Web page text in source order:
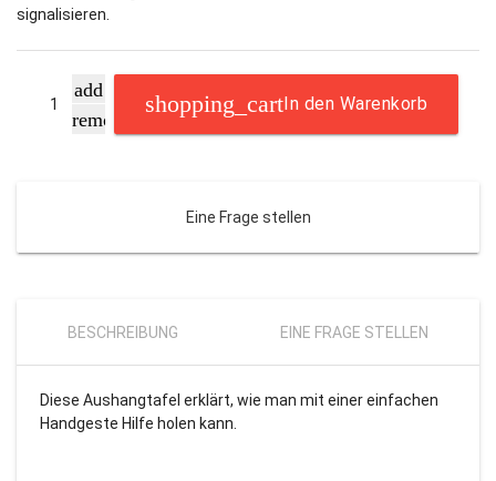
signalisieren.
add
remove
In den Warenkorb
Eine Frage stellen
BESCHREIBUNG EINE FRAGE STELLEN
Diese Aushangtafel erklärt, wie man mit einer einfachen
Handgeste Hilfe holen kann.